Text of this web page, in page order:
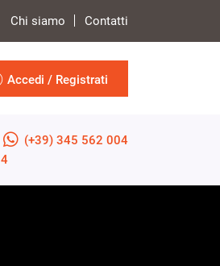
Chi siamo Contatti
Accedi / Registrati
(+39) 345 562 004
4